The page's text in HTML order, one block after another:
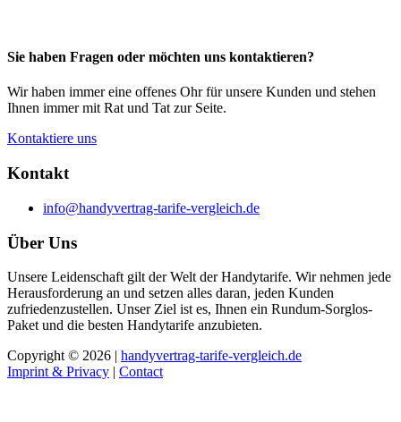
Sie haben Fragen oder möchten uns kontaktieren?
Wir haben immer eine offenes Ohr für unsere Kunden und stehen
Ihnen immer mit Rat und Tat zur Seite.
Kontaktiere uns
Kontakt
info@handyvertrag-tarife-vergleich.de
Über Uns
Unsere Leidenschaft gilt der Welt der Handytarife. Wir nehmen jede
Herausforderung an und setzen alles daran, jeden Kunden
zufriedenzustellen. Unser Ziel ist es, Ihnen ein Rundum-Sorglos-
Paket und die besten Handytarife anzubieten.
Copyright © 2026 | handyvertrag-tarife-vergleich.de
Imprint & Privacy | Contact